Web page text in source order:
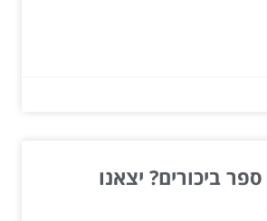
ביכורים? יצאנו